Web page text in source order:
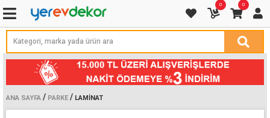
0 0
ANA SAYFA / PARKE / LAMINAT